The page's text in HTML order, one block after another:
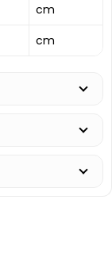
cm
cm